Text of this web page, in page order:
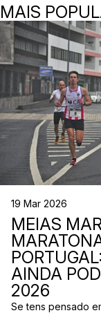
MAIS
19 Mar 2026
MEIAS
AINDA
2026
Se tens pensado